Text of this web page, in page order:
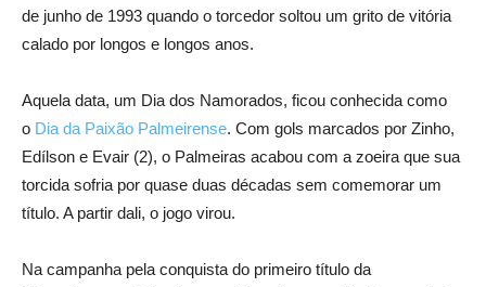
de junho de 1993 quando o torcedor soltou um grito de vitória
calado por longos e longos anos.
Aquela data, um Dia dos Namorados, ficou conhecida como
o Dia da Paixão Palmeirense. Com gols marcados por Zinho,
Edílson e Evair (2), o Palmeiras acabou com a zoeira que sua
torcida sofria por quase duas décadas sem comemorar um
título. A partir dali, o jogo virou.
Na campanha pela conquista do primeiro título da